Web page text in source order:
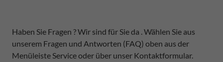
Haben Sie Fragen ? Wir sind für Sie da . Wählen Sie aus
unserem Fragen und Antworten (FAQ) oben aus der
Menüleiste Service oder über unser Kontaktformular.